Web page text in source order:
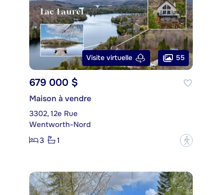
Visite virtuelle 55
679 000 $
Maison à vendre
3302, 12e Rue
Wentworth-Nord
3
1 ?